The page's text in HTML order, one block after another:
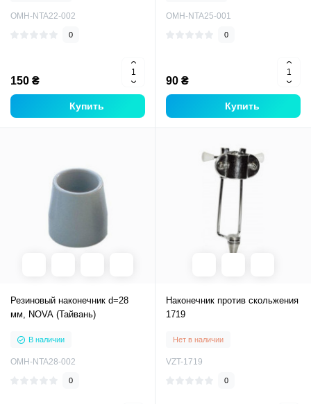
OMH-NTA22-002
0
150 ₴
Купить
OMH-NTA25-001
0
90 ₴
Купить
Резиновый наконечник d=28
мм, NOVA (Тайвань)
В наличии
OMH-NTA28-002
0
Наконечник против скольжения
1719
Нет в наличии
VZT-1719
0